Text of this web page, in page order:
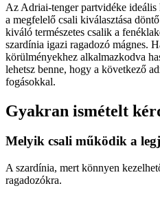
Az Adriai-tenger partvidéke ideális
a megfelelő csali kiválasztása
kiváló természetes csalik a
szardínia igazi ragadozó mágnes.
körülményekhez alkalmazkodva
lehetsz benne, hogy a következő
fogásokkal.
Gyakran ismételt
Melyik csali működik a
A szardínia, mert könnyen
ragadozókra.